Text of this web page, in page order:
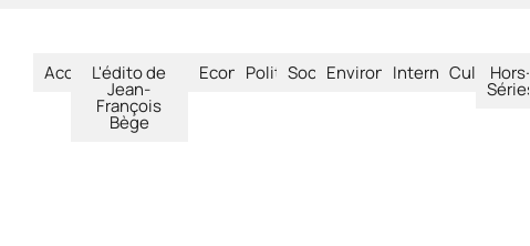
AccueilL'édito de
Jean-
François
Bège
EconomiePolitiqueSociétéEnvironnementInternational
CultureHors-
Séries